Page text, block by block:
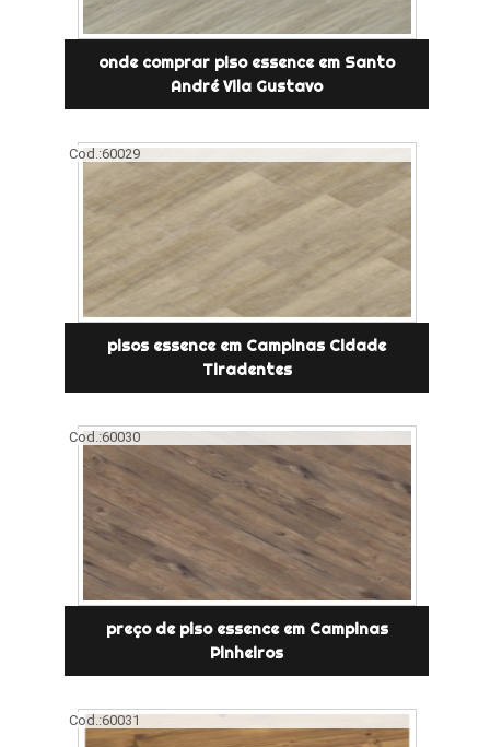
onde comprar piso essence em Santo
André Vila Gustavo
Cod.:60029
pisos essence em Campinas Cidade
Tiradentes
Cod.:60030
preço de piso essence em Campinas
Pinheiros
Cod.:60031